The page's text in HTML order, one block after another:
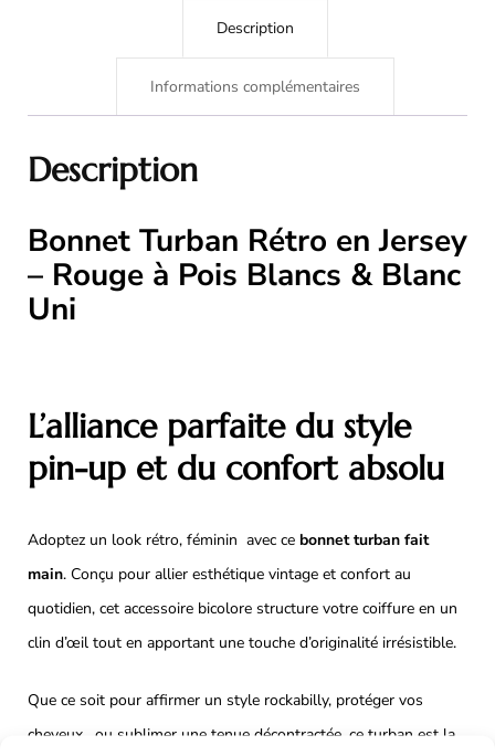
Uni
Description
Informations complémentaires
Description
Bonnet Turban Rétro en Jersey
– Rouge à Pois Blancs & Blanc
Uni
L’alliance parfaite du style
pin-up et du confort absolu
Adoptez un look rétro, féminin avec ce bonnet turban fait
main. Conçu pour allier esthétique vintage et confort au
quotidien, cet accessoire bicolore structure votre coiffure en un
clin d’œil tout en apportant une touche d’originalité irrésistible.
Que ce soit pour affirmer un style rockabilly, protéger vos
cheveux , ou sublimer une tenue décontractée, ce turban est la